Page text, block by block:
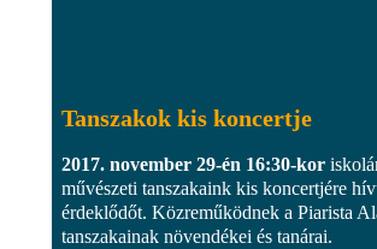
Tanszakok kis koncertje
2017. november 29-én 16:30-kor
művészeti tanszakaink kis koncertjére
érdeklődőt. Közreműködnek a Piarista
tanszakainak növendékei és tanárai.